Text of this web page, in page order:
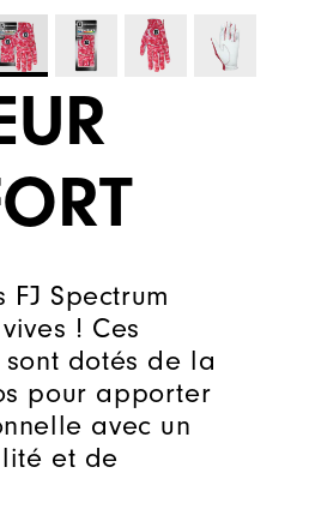
Spectrum
! Ces
dotés de la
pour apporter
avec un
et de